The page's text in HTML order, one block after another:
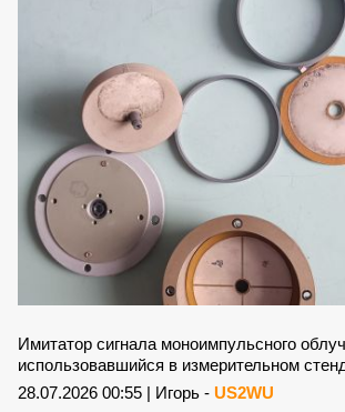
Имитатор сигнала моноимпульсного
использовавшийся в измерительном
28.07.2026 00:55 | Игорь - US2WU